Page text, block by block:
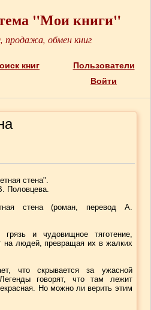
"Мои книги"
продажа, обмен книг
книг
Пользователи
Войти
стена".
Половцева.
стена (роман, перевод А.
и чудовищное тяготение,
на людей, превращая их в жалких
что скрывается за ужасной
говорят, что там лежит
Но можно ли верить этим